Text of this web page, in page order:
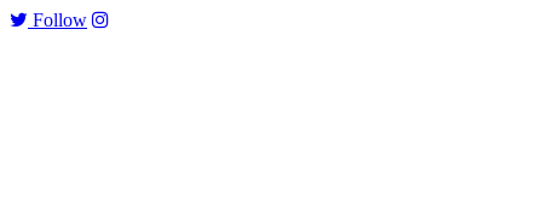
Follow